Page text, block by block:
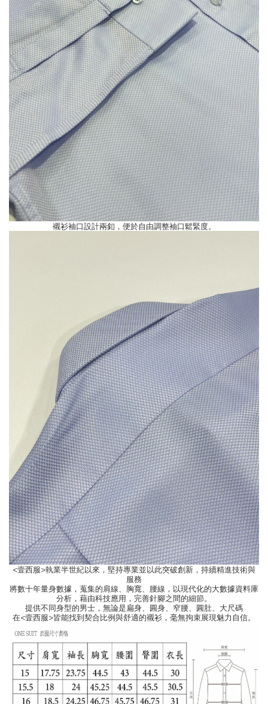
襯衫袖口設計兩釦，便於自由調整袖口鬆緊度。
<壹西服>執業半世紀以來，堅持專業並以此突破創新，持續精進技術與
服務
將數十年量身數據，蒐集的肩線、胸寬、腰線，以現代化的大數據資料庫
分析，藉由科技應用，完善針腳之間的細節。
提供不同身型的男士，無論是扁身、圓身、窄腰、圓肚、大尺碼
在<壹西服>皆能找到契合比例與舒適的襯衫，毫無拘束展現魅力自信。